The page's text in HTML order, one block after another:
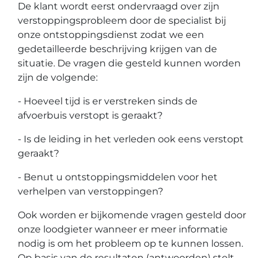
De klant wordt eerst ondervraagd over zijn
verstoppingsprobleem door de specialist bij
onze ontstoppingsdienst zodat we een
gedetailleerde beschrijving krijgen van de
situatie. De vragen die gesteld kunnen worden
zijn de volgende:
- Hoeveel tijd is er verstreken sinds de
afvoerbuis verstopt is geraakt?
- Is de leiding in het verleden ook eens verstopt
geraakt?
- Benut u ontstoppingsmiddelen voor het
verhelpen van verstoppingen?
Ook worden er bijkomende vragen gesteld door
onze loodgieter wanneer er meer informatie
nodig is om het probleem op te kunnen lossen.